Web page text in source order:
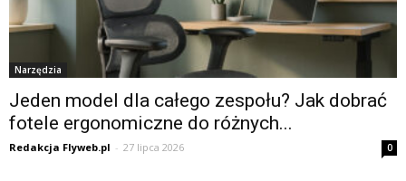
Narzędzia
Jeden model dla całego zespołu? Jak dobrać
fotele ergonomiczne do różnych...
Redakcja Flyweb.pl - 27 lipca 2026 0